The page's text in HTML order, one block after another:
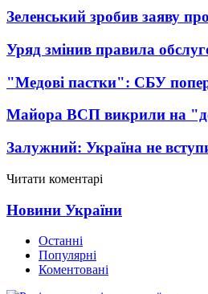
Зеленський зробив заяву
Уряд змінив правила
"Медові пастки": СБУ
Майора ВСП викрили на
Залужний: Україна не
Читати коментарі
Новини України
Останні
Популярні
Коментовані